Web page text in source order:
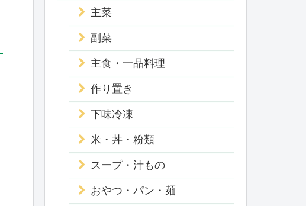
主菜
副菜
主食・一品料理
作り置き
下味冷凍
米・丼・粉類
スープ・汁もの
おやつ・パン・麺